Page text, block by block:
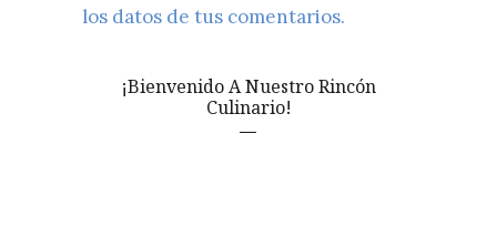
los datos de tus comentarios.
¡Bienvenido A Nuestro Rincón
Culinario!